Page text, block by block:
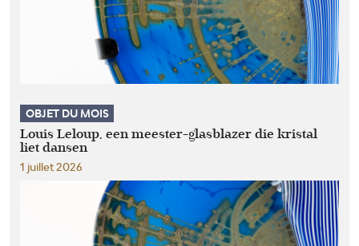
OBJET DU MOIS
Louis Leloup, een meester-glasblazer die kristal
liet dansen
1 juillet 2026